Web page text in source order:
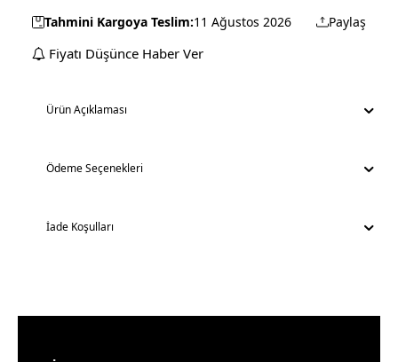
Tahmini Kargoya Teslim:11 Ağustos 2026 Paylaş
Fiyatı Düşünce Haber Ver
Ürün Açıklaması
Ödeme Seçenekleri
İade Koşulları